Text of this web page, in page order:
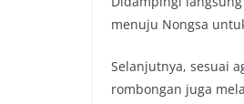
menuju Nongsa
Selanjutnya, sesuai
rombongan juga